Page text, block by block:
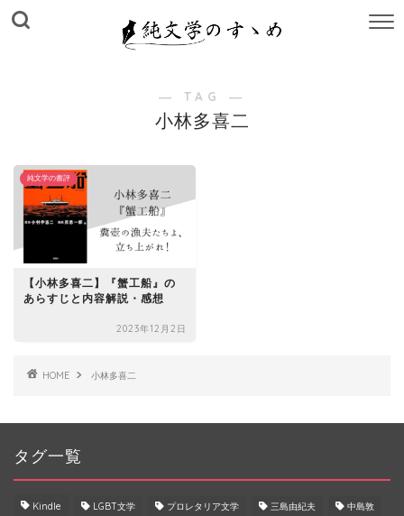
― TAG ―
小林多喜二
純文学の書評
【小林多喜二】『蟹工船』の
あらすじと内容解説・感想
2023年12月2日
HOME 小林多喜二
タグ一覧
Kindle LGBT文学 プロレタリア文学 三島由紀夫 中島敦